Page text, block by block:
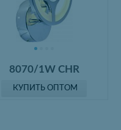
8070/1W CHR
КУПИТЬ ОПТОМ